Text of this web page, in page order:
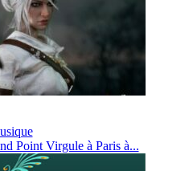
Point Virgule à Paris à...